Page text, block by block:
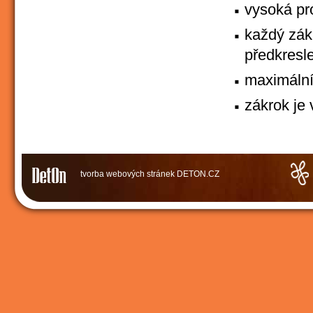
vysoká
každý
zákrok je
tvorba webových stránek DETON.CZ